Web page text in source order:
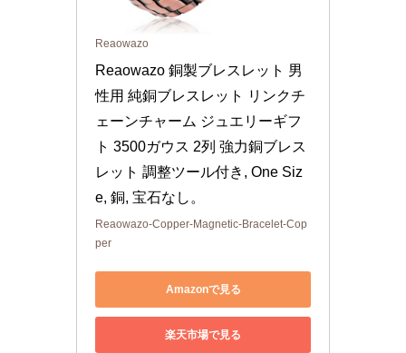
Reaowazo
Reaowazo 銅製ブレスレット 男
性用 純銅ブレスレット リンクチ
ェーンチャーム ジュエリーギフ
ト 3500ガウス 2列 強力銅ブレス
レット 調整ツール付き, One Siz
e, 銅, 宝石なし。
Reaowazo-Copper-Magnetic-Bracelet-Cop
per
Amazonで見る
楽天市場で見る